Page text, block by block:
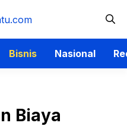
Bisnis Nasional
Biaya